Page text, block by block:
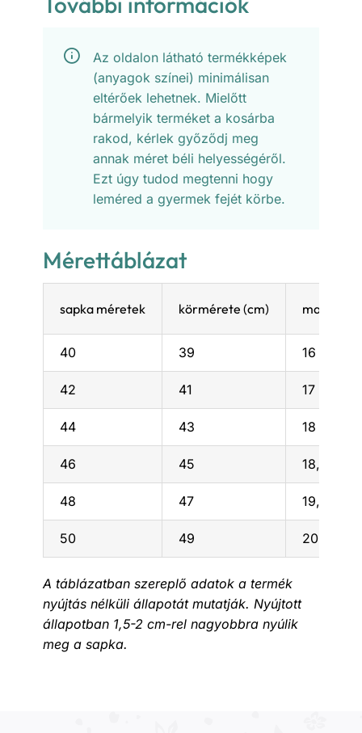
Az oldalon látható termékképek
(anyagok színei) minimálisan
eltérőek lehetnek. Mielőtt
bármelyik terméket a kosárba
rakod, kérlek győződj meg
annak méret béli helyességéről.
Ezt úgy tudod megtenni hogy
leméred a gyermek fejét körbe.
Mérettáblázat
sapka méretek körmérete (cm)
40 39 16
42 41 17
44 43 18
46 45 18,5
48 47 19,5
50 49 20,5
A táblázatban szereplő adatok a termék
nyújtás nélküli állapotát mutatják. Nyújtott
állapotban 1,5-2 cm-rel nagyobbra nyúlik
meg a sapka.